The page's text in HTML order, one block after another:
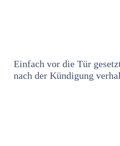
Einfach vor die Tür
nach der Kündigung